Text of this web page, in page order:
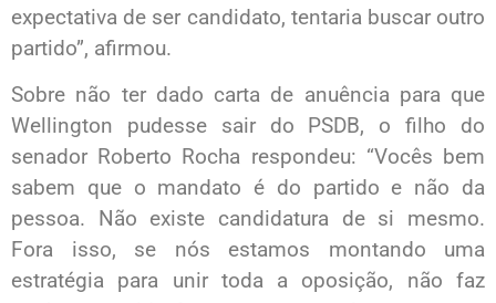
expectativa de ser candidato, tentaria buscar outro
partido”, afirmou.
Sobre não ter dado carta de anuência para que
Wellington pudesse sair do PSDB, o filho do
senador Roberto Rocha respondeu: “Vocês bem
sabem que o mandato é do partido e não da
pessoa. Não existe candidatura de si mesmo.
Fora isso, se nós estamos montando uma
estratégia para unir toda a oposição, não faz